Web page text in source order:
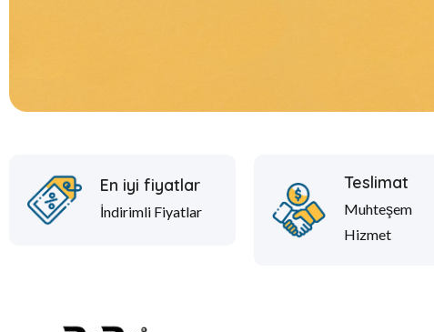
En iyi fiyatlar
İndirimli Fiyatlar
Teslimat
Muhteşem
Hizmet